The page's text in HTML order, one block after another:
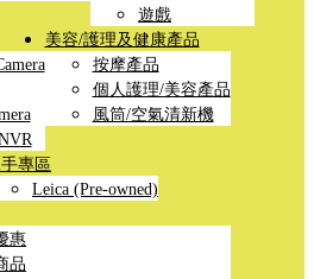
遊戲
美容/護理及健康產品
按摩產品
個人護理/美容產品
風筒/空氣清新機
專區
Leica (Pre-owned)
惠
品